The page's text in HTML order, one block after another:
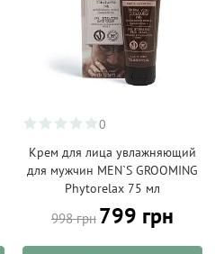
0
Крем для лица увлажняющий
для мужчин MEN`S GROOMING
Phytorelax 75 мл
998 грн 799 грн